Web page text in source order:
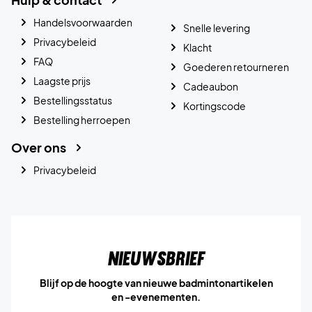
Handelsvoorwaarden
Privacybeleid
FAQ
Laagste prijs
Bestellingsstatus
Bestelling herroepen
Snelle levering
Klacht
Goederen retourneren
Cadeaubon
Kortingscode
Over ons
Privacybeleid
Nieuwsbrief
Blijf op de hoogte van nieuwe badmintonartikelen
en -evenementen.